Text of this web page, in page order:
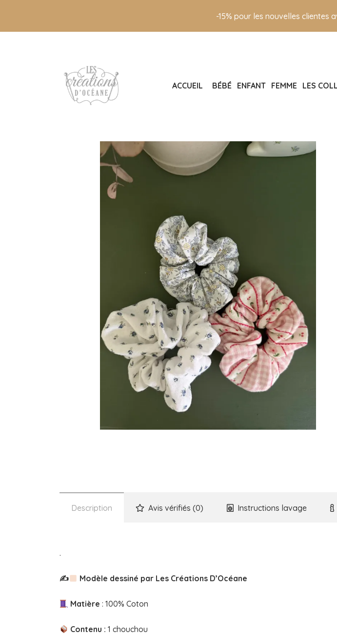
-15% pour les nouvelles clientes
ACCUEIL BÉBÉ ENFANT FEMME LES
Description Avis vérifiés (0) Instructions lavage
.
✍ Modèle dessiné par Les Créations D’Océane
Matière : 100% Coton
Contenu : 1 chouchou